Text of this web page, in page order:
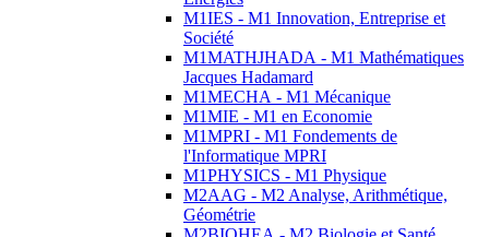
M1IES - M1 Innovation, Entreprise et
Société
M1MATHJHADA - M1 Mathématiques
Jacques Hadamard
M1MECHA - M1 Mécanique
M1MIE - M1 en Economie
M1MPRI - M1 Fondements de
l'Informatique MPRI
M1PHYSICS - M1 Physique
M2AAG - M2 Analyse, Arithmétique,
Géométrie